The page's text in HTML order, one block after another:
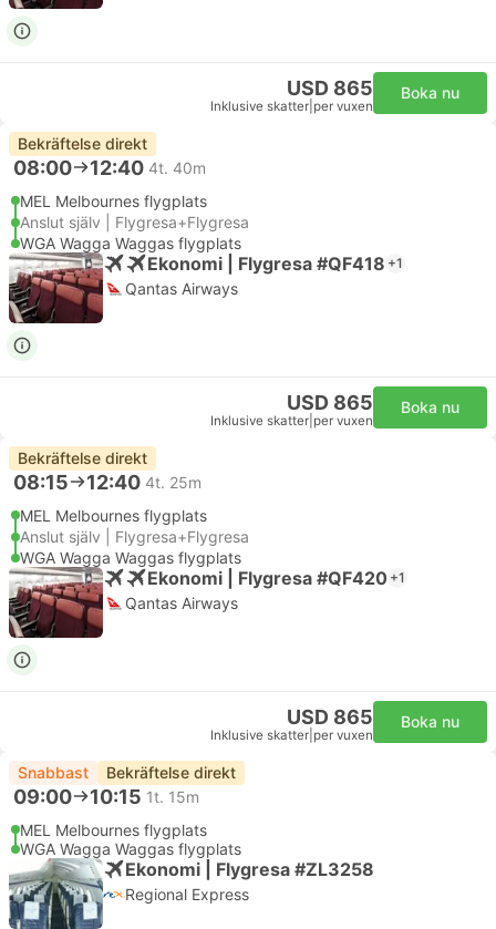
USD 865
Inklusive skatter per vuxen
Boka nu
Bekräftelse direkt
08:00 12:40 4t. 40m
MEL Melbournes flygplats
Anslut själv | Flygresa+Flygresa
WGA Wagga Waggas flygplats
Ekonomi | Flygresa #QF418 +1
Qantas Airways
USD 865
Inklusive skatter per vuxen
Boka nu
Bekräftelse direkt
08:15 12:40 4t. 25m
MEL Melbournes flygplats
Anslut själv | Flygresa+Flygresa
WGA Wagga Waggas flygplats
Ekonomi | Flygresa #QF420 +1
Qantas Airways
USD 865
Inklusive skatter per vuxen
Boka nu
Snabbast Bekräftelse direkt
09:00 10:15 1t. 15m
MEL Melbournes flygplats
WGA Wagga Waggas flygplats
Ekonomi | Flygresa #ZL3258
Regional Express